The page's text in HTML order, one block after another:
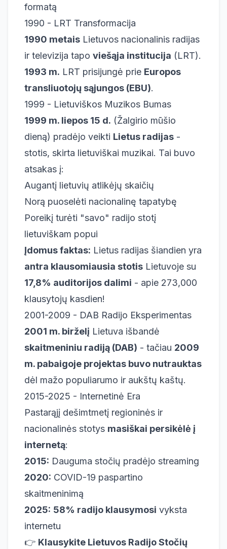
formatą
1990 - LRT Transformacija
1990 metais Lietuvos nacionalinis radijas
ir televizija tapo viešąja institucija (LRT).
1993 m. LRT prisijungė prie Europos
transliuotojų sąjungos (EBU).
1999 - Lietuviškos Muzikos Bumas
1999 m. liepos 15 d. (Žalgirio mūšio
dieną) pradėjo veikti Lietus radijas -
stotis, skirta lietuviškai muzikai. Tai buvo
atsakas į:
Augantį lietuvių atlikėjų skaičių
Norą puoselėti nacionalinę tapatybę
Poreikį turėti "savo" radijo stotį
lietuviškam popui
Įdomus faktas: Lietus radijas šiandien yra
antra klausomiausia stotis Lietuvoje su
17,8% auditorijos dalimi - apie 273,000
klausytojų kasdien!
2001-2009 - DAB Radijo Eksperimentas
2001 m. birželį Lietuva išbandė
skaitmeniniu radiją (DAB) - tačiau 2009
m. pabaigoje projektas buvo nutrauktas
dėl mažo populiarumo ir aukštų kaštų.
2015-2025 - Internetinė Era
Pastarąjį dešimtmetį regioninės ir
nacionalinės stotys masiškai persikėlė į
internetą:
2015: Dauguma stočių pradėjo streaming
2020: COVID-19 paspartino
skaitmeninimą
2025: 58% radijo klausymosi vyksta
internetu
👉 Klausykite Lietuvos Radijo Stočių